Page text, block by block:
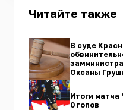
Читайте также
В суде
Оксаны
Итоги матча
0 голов